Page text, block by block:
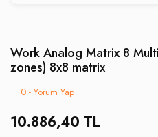
Work Analog Matrix 8
zones) 8x8 matrix
0 - Yorum Yap
10.886,40 TL